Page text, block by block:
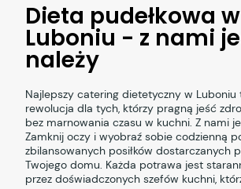
Dieta pudełkowa w
Luboniu - z nami
należy
Najlepszy catering dietetyczny w Luboniu
rewolucja dla tych, którzy pragną jeść
bez marnowania czasu w kuchni. Z nami
Zamknij oczy i wyobraź sobie codzienną
zbilansowanych posiłków dostarczanych
Twojego domu. Każda potrawa jest
przez doświadczonych szefów kuchni,